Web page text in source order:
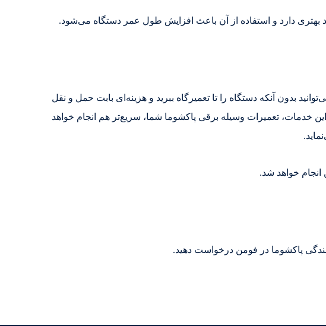
بهتری دارد و استفاده از آن باعث افزایش طول عمر دستگاه می‌شود.
بدون آنکه دستگاه را تا تعمیرگاه ببرید و هزینه‌ای بابت حمل و نقل
خدمات، تعمیرات وسیله برقی پاکشوما شما، سریع‌تر هم انجام خواهد
خواهد شد.
پاکشوما در فومن درخواست دهید.